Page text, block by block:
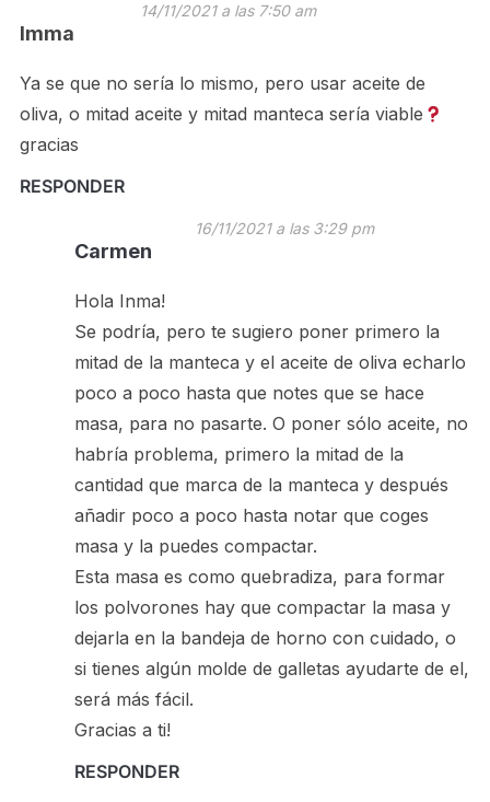
Imma
14/11/2021 a las 7:50 am
Ya se que no sería lo mismo, pero usar aceite de
oliva, o mitad aceite y mitad manteca sería viable
gracias
RESPONDER
Carmen
16/11/2021 a las 3:29 pm
Hola Inma!
Se podría, pero te sugiero poner primero la
mitad de la manteca y el aceite de oliva echarlo
poco a poco hasta que notes que se hace
masa, para no pasarte. O poner sólo aceite, no
habría problema, primero la mitad de la
cantidad que marca de la manteca y después
añadir poco a poco hasta notar que coges
masa y la puedes compactar.
Esta masa es como quebradiza, para formar
los polvorones hay que compactar la masa y
dejarla en la bandeja de horno con cuidado, o
si tienes algún molde de galletas ayudarte de el,
será más fácil.
Gracias a ti!
RESPONDER